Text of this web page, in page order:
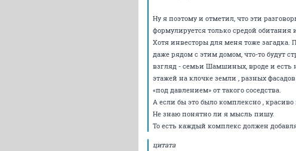
Ну я поэтому и отметил, что эти
формулируется только средой
Хотя инвесторы для меня тоже загадка.
даже рядом с этим домом, что-то будут
взгляд - семьи Шамшиных, вроде и есть
этажей на клочке земли , разных
«под давлением» от такого соседства.
А если бы это было комплексно ,
Не знаю понятно ли я мысль пишу.
То есть каждый комплекс должен
цитата